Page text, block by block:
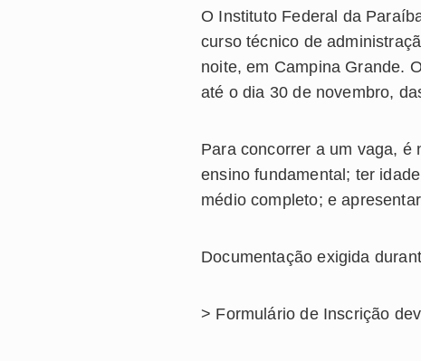
O Instituto Federal da
curso técnico de
noite, em Campina Grande. O
até o dia 30 de novembro,
Para concorrer a um vaga, é
ensino fundamental; ter
médio completo; e
Documentação exigida
> Formulário de Inscrição